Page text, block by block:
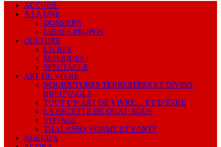
ACCUEIL
A LA UNE
DOSSIERS
LIBRES PROPOS
CULTURE
LIVRES
MUSIQUES !
SPECTACLE
ART DE VIVRE
NOURRITURES TERRESTRES ET DIVINS
BREUVAGES
TOUT UN ART DE VIVRE… ET D’ÊTRE
LA RECETTE DE QUAT’ SOUS
VOYAGE
THALASSO, FORME ET SANTÉ
AGENDA